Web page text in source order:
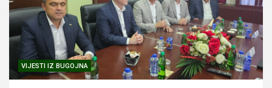
VIJESTI IZ BUGOJNA